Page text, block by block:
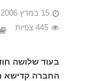
15 במרץ 2006
445 צפיות
בעוד שלושה
החברה קדישא